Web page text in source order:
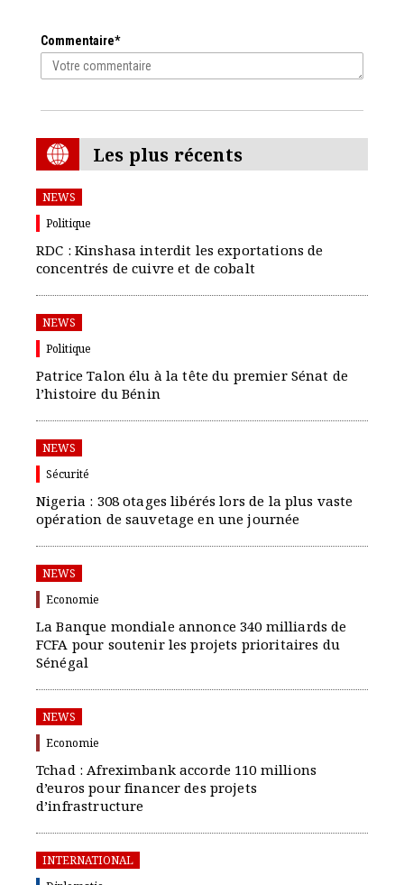
Commentaire*
Les plus récents
NEWS
Politique
RDC : Kinshasa interdit les exportations de
concentrés de cuivre et de cobalt
NEWS
Politique
Patrice Talon élu à la tête du premier Sénat de
l’histoire du Bénin
NEWS
Sécurité
Nigeria : 308 otages libérés lors de la plus vaste
opération de sauvetage en une journée
NEWS
Economie
La Banque mondiale annonce 340 milliards de
FCFA pour soutenir les projets prioritaires du
Sénégal
NEWS
Economie
Tchad : Afreximbank accorde 110 millions
d’euros pour financer des projets
d’infrastructure
INTERNATIONAL